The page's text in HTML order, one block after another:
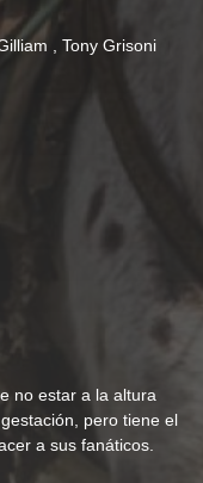
Tony Grisoni
no estar a la altura
pero tiene el
a sus fanáticos.